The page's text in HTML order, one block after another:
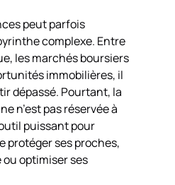
peut parfois
complexe. Entre
les marchés boursiers
immobilières, il
dépassé. Pourtant, la
n’est pas réservée à
puissant pour
protéger ses proches,
optimiser ses